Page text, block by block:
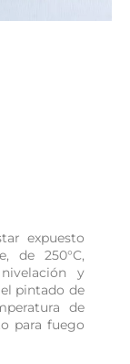
expuesto
de 250°C,
y
pintado de
de
para fuego